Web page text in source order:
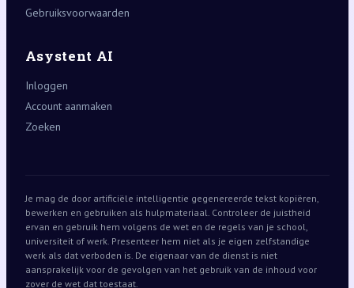
Gebruiksvoorwaarden
Asystent AI
Inloggen
Account aanmaken
Zoeken
Je mag de door artificiële intelligentie gegenereerde tekst kopiëren,
bewerken en gebruiken als hulpmateriaal. Controleer de juistheid
ervan en gebruik hem volgens de wet en de regels van je school,
universiteit of werk. Presenteer hem niet als je eigen zelfstandige
werk als dat verboden is. De eigenaar van de dienst is niet
aansprakelijk voor de gevolgen van het gebruik van de inhoud voor
zover de wet dat toestaat.